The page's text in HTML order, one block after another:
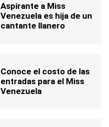
Aspirante a Miss
Venezuela es hija de un
cantante llanero
Conoce el costo de las
entradas para el Miss
Venezuela